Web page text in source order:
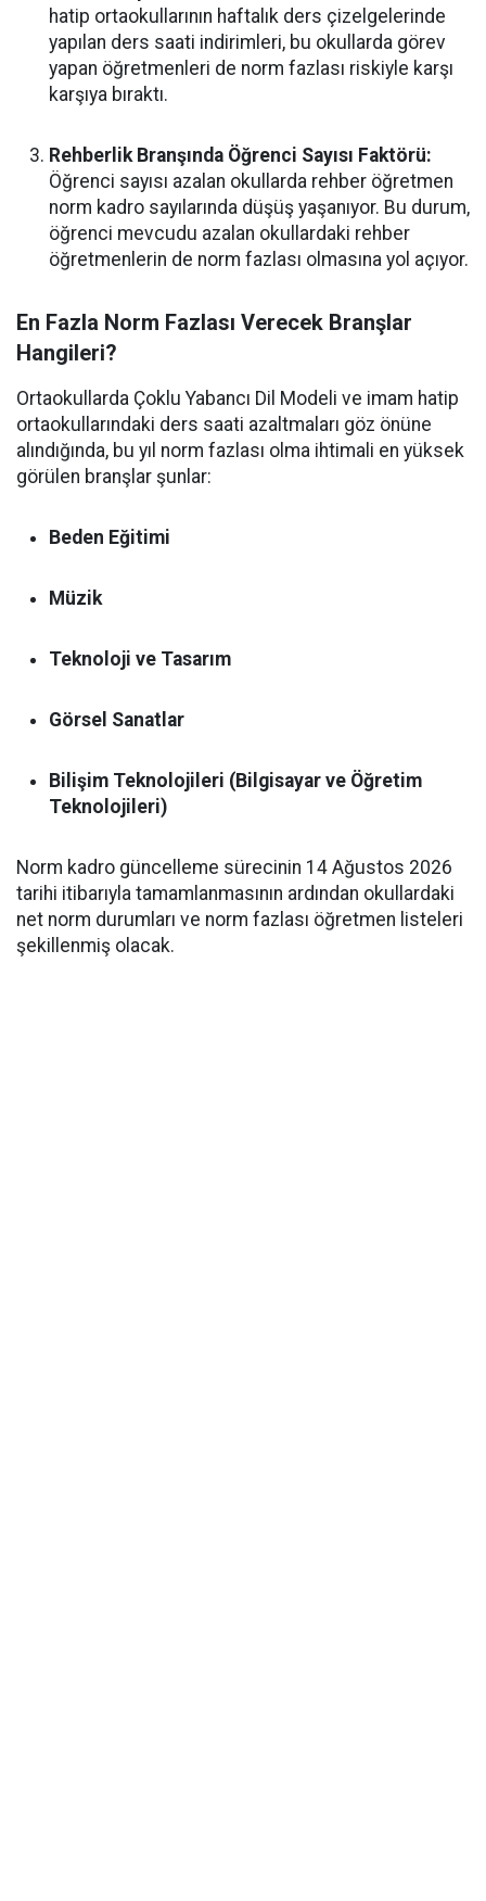
hatip ortaokullarının haftalık ders çizelgelerinde
yapılan ders saati indirimleri, bu okullarda görev
yapan öğretmenleri de norm fazlası riskiyle karşı
karşıya bıraktı.
Rehberlik Branşında Öğrenci Sayısı Faktörü:
Öğrenci sayısı azalan okullarda rehber öğretmen
norm kadro sayılarında düşüş yaşanıyor. Bu durum,
öğrenci mevcudu azalan okullardaki rehber
öğretmenlerin de norm fazlası olmasına yol açıyor.
En Fazla Norm Fazlası Verecek Branşlar
Hangileri?
Ortaokullarda Çoklu Yabancı Dil Modeli ve imam hatip
ortaokullarındaki ders saati azaltmaları göz önüne
alındığında, bu yıl norm fazlası olma ihtimali en yüksek
görülen branşlar şunlar:
Beden Eğitimi
Müzik
Teknoloji ve Tasarım
Görsel Sanatlar
Bilişim Teknolojileri (Bilgisayar ve Öğretim
Teknolojileri)
Norm kadro güncelleme sürecinin 14 Ağustos 2026
tarihi itibarıyla tamamlanmasının ardından okullardaki
net norm durumları ve norm fazlası öğretmen listeleri
şekillenmiş olacak.